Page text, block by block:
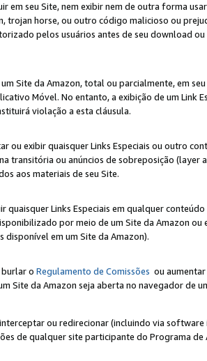
em seu Site, nem exibir nem de outra forma
trojan horse, ou outro código malicioso ou
pelos usuários antes de seu download
Site da Amazon, total ou parcialmente, em
Móvel. No entanto, a exibição de um Link
violação a esta cláusula.
ou exibir quaisquer Links Especiais ou outro
transitória ou anúncios de sobreposição
aos materiais de seu Site.
quaisquer Links Especiais em qualquer
por meio de um Site da Amazon
disponível em um Site da Amazon).
burlar o Regulamento de Comissões ou
Site da Amazon seja aberta no navegador de
ou redirecionar (incluindo via
de qualquer site participante do Programa de